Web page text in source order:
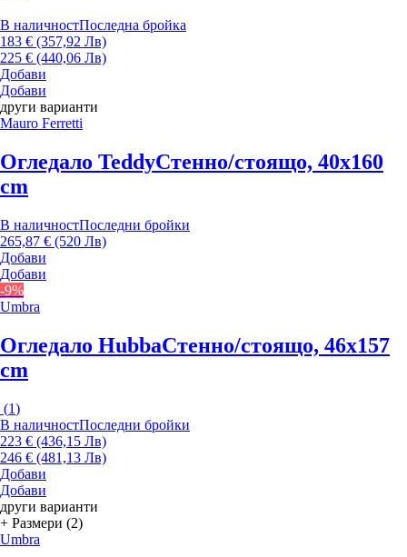
В наличностПоследна бройка
183 € (357,92 Лв)
225 € (440,06 Лв)
Добави
Добави
други варианти
Mauro Ferretti
Огледало TeddyСтенно/стоящо, 40x160
cm
В наличностПоследни бройки
265,87 € (520 Лв)
Добави
Добави
-9%
Umbra
Огледало HubbaСтенно/стоящо, 46x157
cm
(1)
В наличностПоследни бройки
223 € (436,15 Лв)
246 € (481,13 Лв)
Добави
Добави
други варианти
+ Размери (2)
Umbra